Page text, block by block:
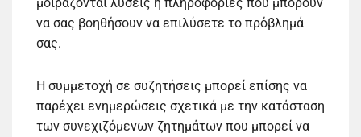
να σας βοηθήσουν να επιλύσετε το πρόβλημά
σας.
Η συμμετοχή σε συζητήσεις μπορεί επίσης να
παρέχει ενημερώσεις σχετικά με την κατάσταση
των συνεχιζόμενων ζητημάτων που μπορεί να